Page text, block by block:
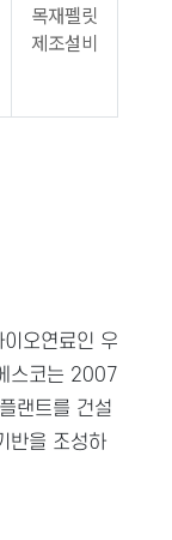
목재펠릿
제조설비
오연료인 우
스코는 2007
랜트를 건설
반을 조성하